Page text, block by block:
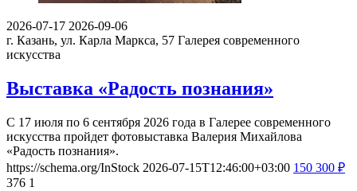
2026-07-17 2026-09-06
г. Казань, ул. Карла Маркса, 57 Галерея современного
искусства
Выставка «Радость познания»
С 17 июля по 6 сентября 2026 года в Галерее современного
искусства пройдет фотовыставка Валерия Михайлова
«Радость познания».
https://schema.org/InStock 2026-07-15T12:46:00+03:00 150 300 ₽
376 1